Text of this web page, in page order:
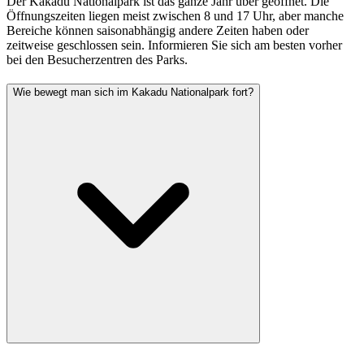
Öffnungszeiten liegen meist zwischen 8 und 17 Uhr, aber manche
Bereiche können saisonabhängig andere Zeiten haben oder
zeitweise geschlossen sein. Informieren Sie sich am besten vorher
bei den Besucherzentren des Parks.
Wie bewegt man sich im Kakadu Nationalpark fort?